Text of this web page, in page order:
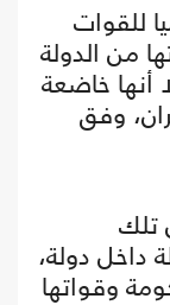
للقوات
من الدولة
خاضعة
وفق
تلك
داخل دولة،
وقواتها